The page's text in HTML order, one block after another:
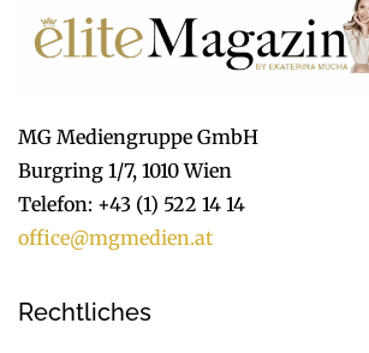
MG Mediengruppe GmbH
Burgring 1/7, 1010 Wien
Telefon: +43 (1) 522 14 14
office@mgmedien.at
Rechtliches